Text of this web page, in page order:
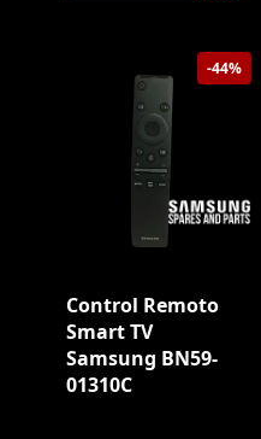
-44%
Control Remoto
Smart TV
Samsung BN59-
01310C